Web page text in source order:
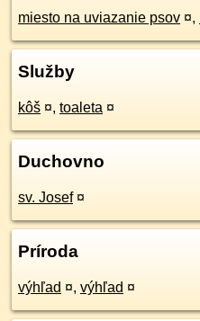
miesto na uviazanie psov ¤,
Služby
kôš ¤, toaleta ¤
Duchovno
sv. Josef ¤
Príroda
výhľad ¤, výhľad ¤